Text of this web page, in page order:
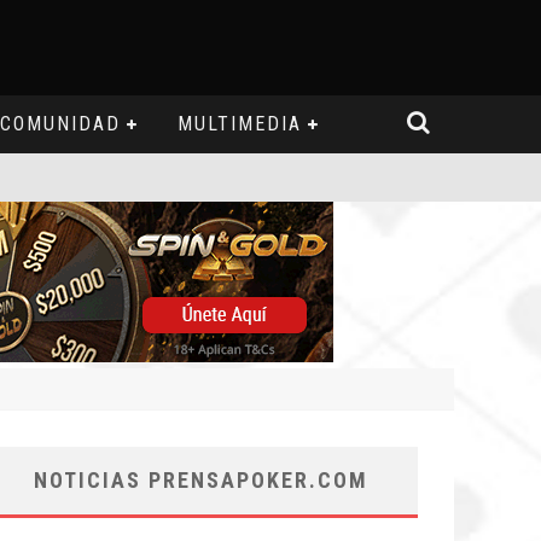
COMUNIDAD MULTIMEDIA
NOTICIAS PRENSAPOKER.COM